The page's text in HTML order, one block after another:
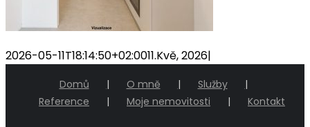
2026-05-11T18:14:50+02:0011.Kvě, 2026|
Domů O mně
Služby
Reference
Moje nemovitosti Kontakt